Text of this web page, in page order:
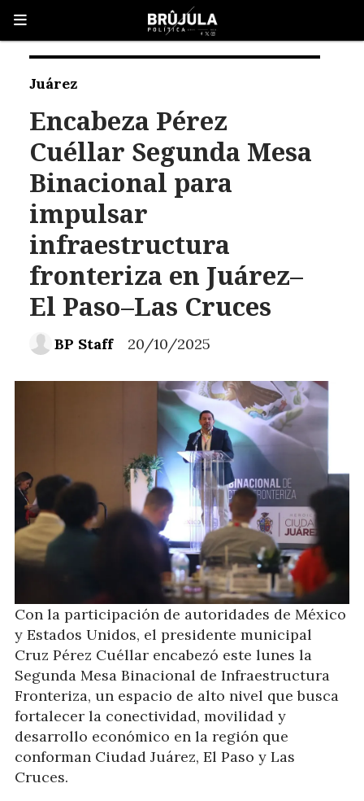
Encabeza Pérez
Cuéllar Segunda Mesa
Binacional para
impulsar
infraestructura
fronteriza en Juárez–
El Paso–Las Cruces
Juárez
20/10/2025
BP Staff
Con la participación de autoridades de México
y Estados Unidos, el presidente municipal
Cruz Pérez Cuéllar encabezó este lunes la
Segunda Mesa Binacional de Infraestructura
Fronteriza, un espacio de alto nivel que busca
fortalecer la conectividad, movilidad y
desarrollo económico en la región que
conforman Ciudad Juárez, El Paso y Las
Cruces.